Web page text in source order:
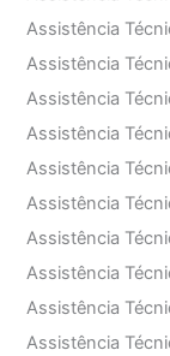
Assistência
Assistência
Assistência
Assistência
Assistência
Assistência
Assistência
Assistência
Assistência
Assistência